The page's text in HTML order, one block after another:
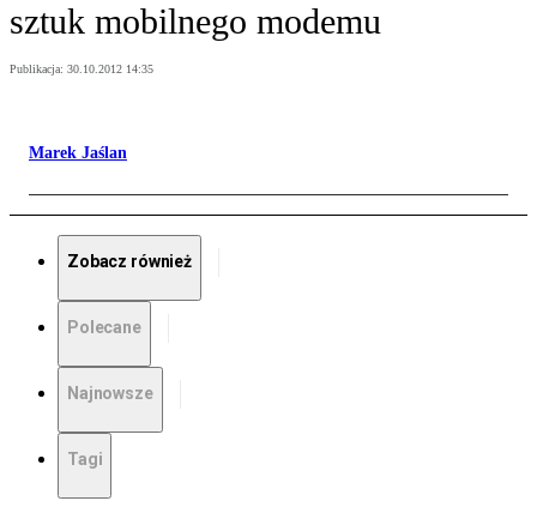
sztuk mobilnego modemu
Publikacja: 30.10.2012 14:35
Marek Jaślan
Zobacz również
Polecane
Najnowsze
Tagi